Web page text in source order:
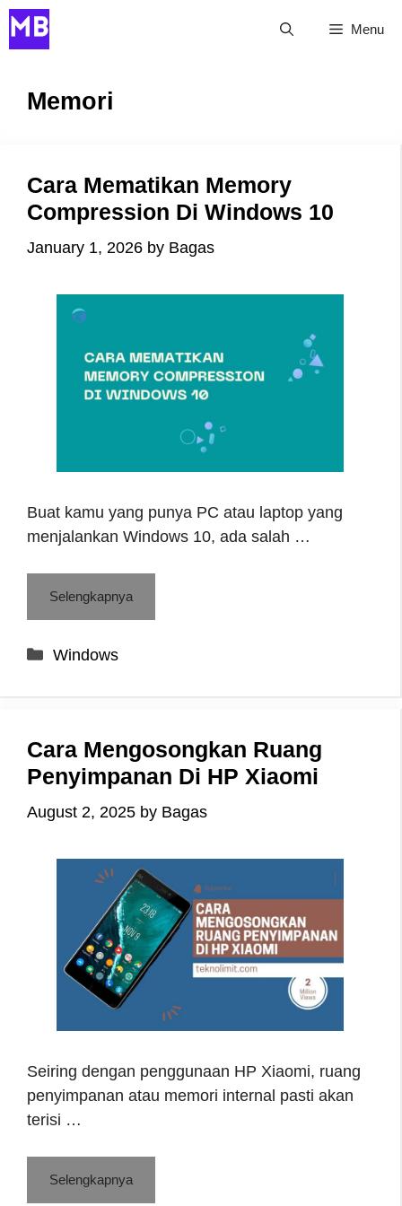
Skip
to
Menu
Memori
Cara Mematikan Memory
Compression Di Windows 10
January 1, 2026 by Bagas
Buat kamu yang punya PC atau laptop yang
menjalankan Windows 10, ada salah …
Selengkapnya
Categories
Windows
Cara Mengosongkan Ruang
Penyimpanan Di HP Xiaomi
August 2, 2025 by Bagas
Seiring dengan penggunaan HP Xiaomi, ruang
penyimpanan atau memori internal pasti akan
terisi …
Selengkapnya